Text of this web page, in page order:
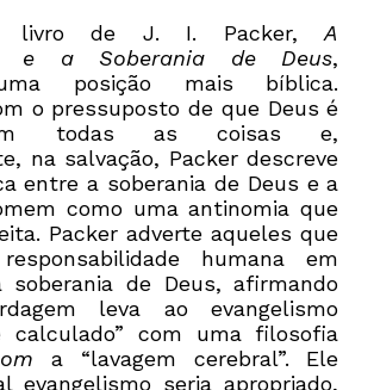
livro de J. I. Packer,A
e a Soberania de Deus,
posição mais bíblica.
o pressuposto de que Deus é
todas as coisas e,
na salvação, Packer descreve
entre a soberania de Deus e a
como uma antinomia que
Packer adverte aqueles que
humana em
de Deus, afirmando
leva ao evangelismo
calculado” com uma filosofia
a “lavagem cerebral”. Ele
evangelismo seria apropriado,